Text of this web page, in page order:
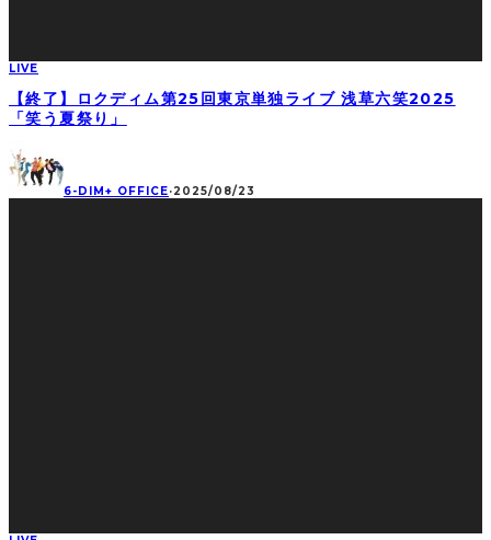
LIVE
【終了】ロクディム第25回東京単独ライブ 浅草六笑2025
「笑う夏祭り」
6-DIM+ OFFICE·2025/08/23